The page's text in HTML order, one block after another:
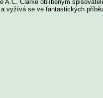
A.C. Clarke oblíbeným
vyžívá se ve fantastických